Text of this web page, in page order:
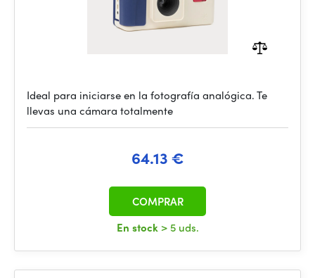
Ideal para iniciarse en la fotografía analógica. Te
llevas una cámara totalmente
64.13 €
En stock > 5 uds.
COMPRAR